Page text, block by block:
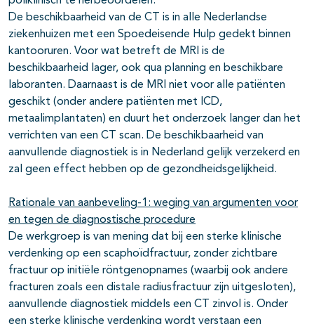
De beschikbaarheid van de CT is in alle Nederlandse
ziekenhuizen met een Spoedeisende Hulp gedekt binnen
kantooruren. Voor wat betreft de MRI is de
beschikbaarheid lager, ook qua planning en beschikbare
laboranten. Daarnaast is de MRI niet voor alle patiënten
geschikt (onder andere patiënten met ICD,
metaalimplantaten) en duurt het onderzoek langer dan het
verrichten van een CT scan. De beschikbaarheid van
aanvullende diagnostiek is in Nederland gelijk verzekerd en
zal geen effect hebben op de gezondheidsgelijkheid.
Rationale van aanbeveling-1: weging van argumenten voor
en tegen de diagnostische procedure
De werkgroep is van mening dat bij een sterke klinische
verdenking op een scaphoïdfractuur, zonder zichtbare
fractuur op initiële röntgenopnames (waarbij ook andere
fracturen zoals een distale radiusfractuur zijn uitgesloten),
aanvullende diagnostiek middels een CT zinvol is. Onder
een sterke klinische verdenking wordt verstaan een